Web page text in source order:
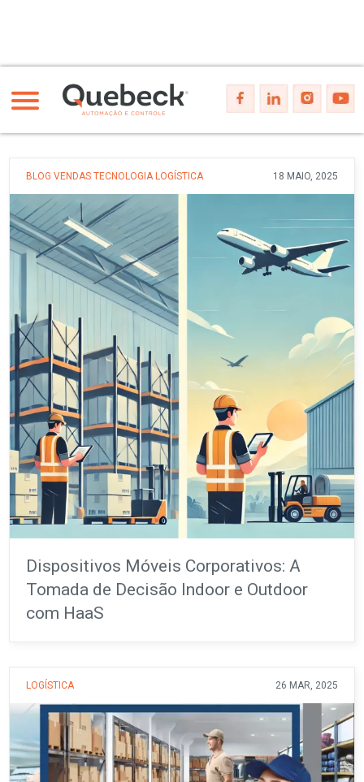
BLOG VENDAS TECNOLOGIA LOGÍSTICA 18 MAIO, 2025
Dispositivos Móveis Corporativos: A
Tomada de Decisão Indoor e Outdoor
com HaaS
LOGÍSTICA 26 MAR, 2025